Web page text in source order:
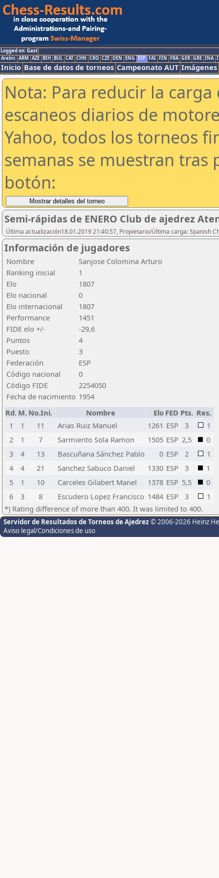
Logged on: Gast
Arabic ARM AZE BIH BUL CAT CHN CRO CZE DEN ENG ESP FAI FIN FRA GER GRE INA
Inicio Base de datos de torneos Campeonato AUT Imágenes
Nota: Para reducir la
escaneos diarios de
Yahoo, todos los torneos
semanas se muestran tras
botón:
Semi-rápidas de ENERO Club de ajedrez
Última actualización18.01.2019 21:40:57, Propietario/Última carga: Spanish
Información de jugadores
Nombre
Sanjose Colomina Arturo
Ranking inicial
1
Elo
1807
Elo nacional
0
Elo internacional
1807
Performance
1451
FIDE elo +/-
-29,6
Puntos
4
Puesto
3
Federación
ESP
Código nacional
0
Código FIDE
2254050
Fecha de nacimiento 1954
Rd. M. No.Ini. Nombre Elo FED Pts. Res.
1
1 11 Arias Ruiz Manuel 1261 ESP 3
1
2
1 7 Sarmiento Sola Ramon 1505 ESP 2,5
0
3
4 13 Bascuñana Sánchez Pablo 0 ESP 2
1
4
4 21 Sanchez Sabuco Daniel 1330 ESP 3
1
5
1 10 Carceles Gilabert Manel 1378 ESP 5,5
0
6
3 8 Escudero Lopez Francisco 1484 ESP 3
1
*) Rating difference of more than 400. It was limited to 400.
Servidor de Resultados de Torneos de Ajedrez © 2006-2026 Heinz
Aviso legal/Condiciones de uso